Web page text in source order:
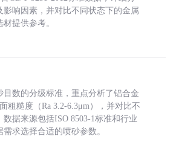
影响因素，并对比不同状态下的金属
提供参考。
目数的分级标准，重点分析了铝合金
粗糙度（Ra 3.2-6.3μm），并对比不
数据来源包括ISO 8503-1标准和行业
求选择合适的喷砂参数。